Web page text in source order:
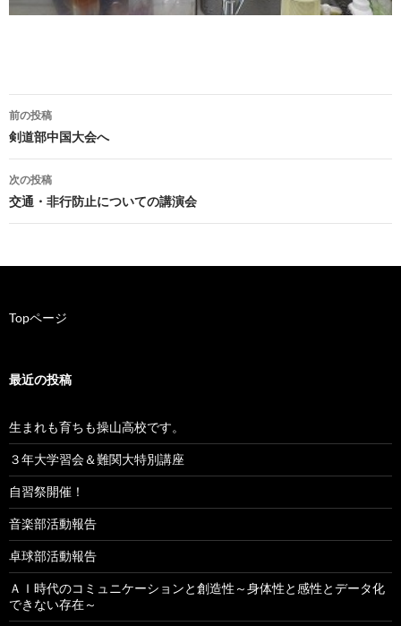
投
稿
ナ
ゲ
シ
ン
前の投稿
剣道部中国大会へ
次の投稿
交通・非行防止についての講演会
Topページ
最近の投稿
生まれも育ちも操山高校です。
３年大学習会＆難関大特別講座
自習祭開催！
音楽部活動報告
卓球部活動報告
ＡＩ時代のコミュニケーションと創造性～身体性と感性とデータ化
できない存在～